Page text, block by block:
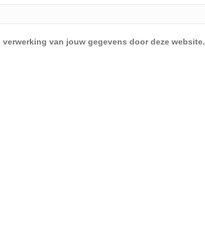
van jouw gegevens door deze website.